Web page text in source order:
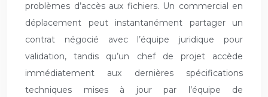
problèmes d’accès aux fichiers. Un commercial en
déplacement peut instantanément partager un
contrat négocié avec l’équipe juridique pour
validation, tandis qu’un chef de projet accède
immédiatement aux dernières spécifications
techniques mises à jour par l’équipe de